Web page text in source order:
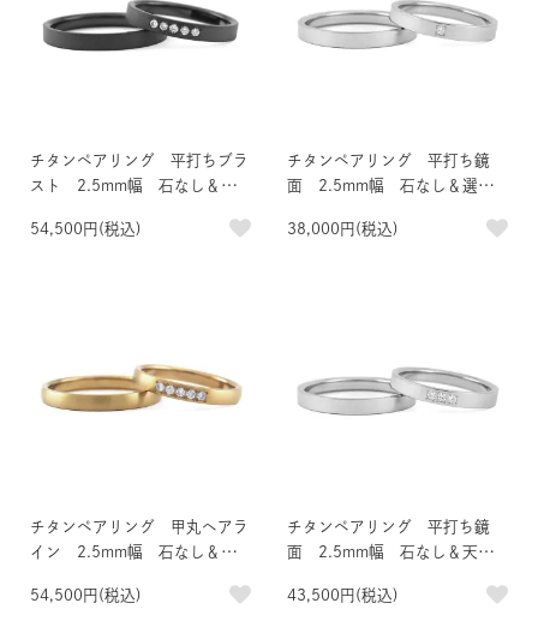
チタンペアリング 平打ちブラ
スト 2.5mm幅 石なし＆天
ク
54,500円(税込)
チタンペアリング 平打ち鏡
面 2.5mm幅 石なし＆選べ
38,000円(税込)
チタンペアリング 甲丸ヘアラ
イン 2.5mm幅 石なし＆天
ド
54,500円(税込)
チタンペアリング 平打ち鏡
面 2.5mm幅 石なし＆天然
43,500円(税込)